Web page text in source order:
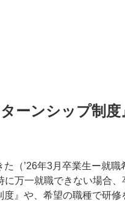
ーンシップ制
（’26年3月卒業生ー就
万一就職できない場合
』や、希望の職種で研修